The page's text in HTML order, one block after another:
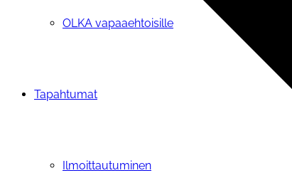
OLKA vapaaehtoisille
Tapahtumat
Ilmoittautuminen